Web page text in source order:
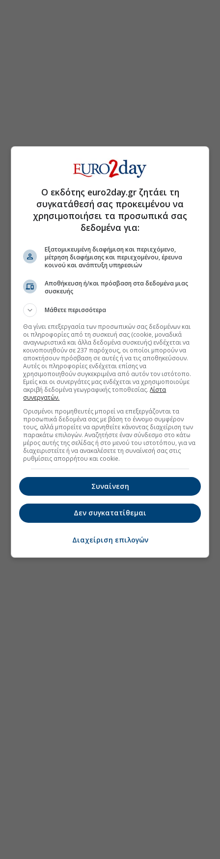
Ο εκδότης euro2day.gr ζητάει τη
συγκατάθεσή σας προκειμένου να
χρησιμοποιήσει τα προσωπικά σας
δεδομένα για:
Εξατομικευμένη διαφήμιση και περιεχόμενο,
μέτρηση διαφήμισης και περιεχομένου, έρευνα
κοινού και ανάπτυξη υπηρεσιών
Αποθήκευση ή/και πρόσβαση στα δεδομένα μιας
συσκευής
Μάθετε περισσότερα
Θα γίνει επεξεργασία των προσωπικών σας δεδομένων και
οι πληροφορίες από τη συσκευή σας (cookie, μοναδικά
αναγνωριστικά και άλλα δεδομένα συσκευής) ενδέχεται να
κοινοποιηθούν σε 237 παρόχους, οι οποίοι μπορούν να
αποκτήσουν πρόσβαση σε αυτές ή να τις αποθηκεύσουν.
Αυτές οι πληροφορίες ενδέχεται επίσης να
χρησιμοποιηθούν συγκεκριμένα από αυτόν τον ιστότοπο.
Εμείς και οι συνεργάτες μας ενδέχεται να χρησιμοποιούμε
ακριβή δεδομένα γεωγραφικής τοποθεσίας.Λίστα
συνεργατών.
Ορισμένοι προμηθευτές μπορεί να επεξεργάζονται τα
προσωπικά δεδομένα σας με βάση το έννομο συμφέρον
τους, αλλά μπορείτε να αρνηθείτε κάνοντας διαχείριση των
παρακάτω επιλογών. Αναζητήστε έναν σύνδεσμο στο κάτω
μέρος αυτής της σελίδας ή στο μενού του ιστοτόπου, για να
διαχειριστείτε ή να ανακαλέσετε τη συναίνεσή σας στις
ρυθμίσεις απορρήτου και cookie.
Συναίνεση
Δεν συγκατατίθεμαι
Διαχείριση επιλογών